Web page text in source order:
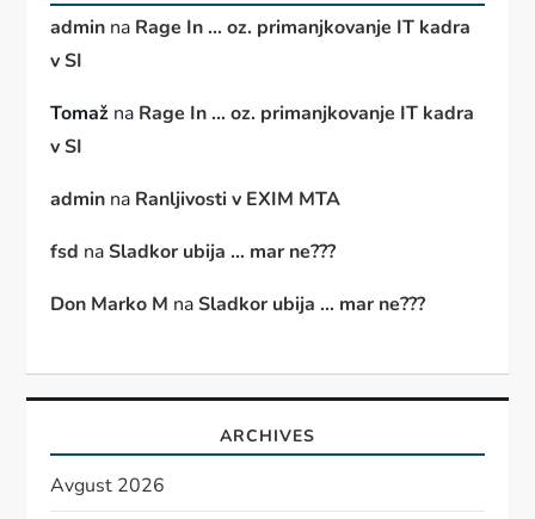
admin na Rage In … oz. primanjkovanje IT kadra
v SI
Tomaž na Rage In … oz. primanjkovanje IT kadra
v SI
admin na Ranljivosti v EXIM MTA
fsd naSladkor ubija … mar ne???
Don Marko M naSladkor ubija … mar ne???
ARCHIVES
Avgust 2026